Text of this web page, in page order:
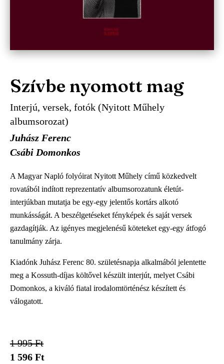
Szívbe nyomott mag
Interjú, versek, fotók (Nyitott Műhely
albumsorozat)
Juhász Ferenc
Csábi Domonkos
A Magyar Napló folyóirat Nyitott Műhely című közkedvelt
rovatából indított reprezentatív albumsorozatunk életút-
interjúkban mutatja be egy-egy jelentős kortárs alkotó
munkásságát. A beszélgetéseket fényképek és saját versek
gazdagítják. Az igényes megjelenésű köteteket egy-egy átfogó
tanulmány zárja.
Kiadónk Juhász Ferenc 80. születésnapja alkalmából jelentette
meg a Kossuth-díjas költővel készült interjút, melyet Csábi
Domonkos, a kiváló fiatal irodalomtörténész készített és
válogatott.
1 995 Ft
1 596 Ft